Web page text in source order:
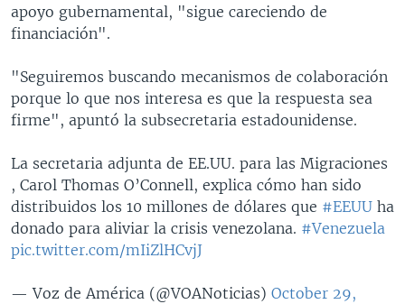
apoyo gubernamental, "sigue careciendo de
financiación".
"Seguiremos buscando mecanismos de colaboración
porque lo que nos interesa es que la respuesta sea
firme", apuntó la subsecretaria estadounidense.
La secretaria adjunta de EE.UU. para las Migraciones
, Carol Thomas O’Connell, explica cómo han sido
distribuidos los 10 millones de dólares que #EEUU ha
donado para aliviar la crisis venezolana. #Venezuela
pic.twitter.com/mIiZlHCvjJ
— Voz de América (@VOANoticias) October 29,